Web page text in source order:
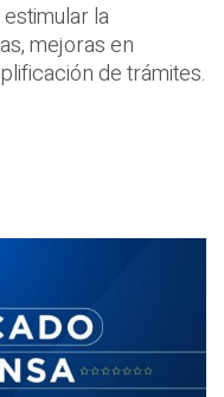
la
mejoras en
de trámites.